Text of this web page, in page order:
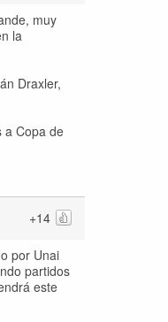
muy
la
Draxler,
a Copa de
+14
por Unai
partidos
este